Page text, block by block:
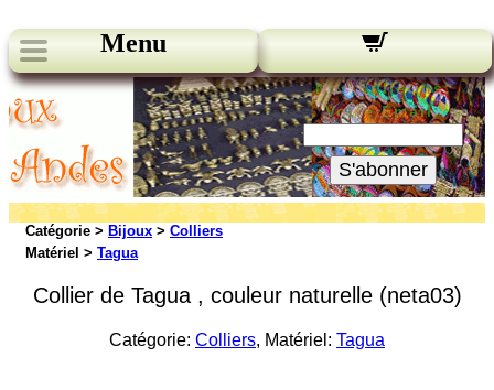
Menu
Nos bulletins:
Votre Email:
S'abonner
Catégorie > Bijoux > Colliers
Matériel > Tagua
Collier de Tagua , couleur naturelle (neta03)
Catégorie: Colliers, Matériel: Tagua